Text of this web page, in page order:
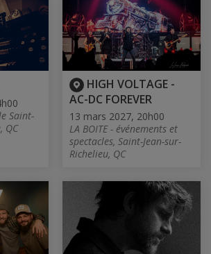
Saint-
QC
HIGH VOLTAGE -
AC-DC FOREVER
13 mars 2027, 20h00
LA BOITE - événements et
spectacles, Saint-Jean-sur-
Richelieu, QC